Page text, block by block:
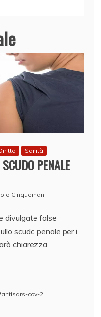
Sanità
PENALE
Cinquemani
divulgate false
scudo penale per i
chiarezza
cov-2